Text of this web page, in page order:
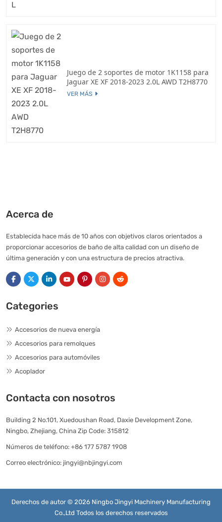
Juego de 2 soportes de motor 1K1158 para
Jaguar XE XF 2018-2023 2.0L AWD T2H8770
VER MÁS
Acerca de
Establecida hace más de 10 años con objetivos claros orientados a
proporcionar accesorios de baño de alta calidad con un diseño de
última generación y con una estructura de precios atractiva.
Categories
Accesorios de nueva energía
Accesorios para remolques
Accesorios para automóviles
Acoplador
Contacta con nosotros
Building 2 No.101, Xuedoushan Road, Daxie Development Zone,
Ningbo, Zhejiang, China Zip Code: 315812
Números de teléfono: +86 177 5787 1908
Correo electrónico: jingyi@nbjingyi.com
Derechos de autor © 2026 Ningbo Jingyi Machinery Manufacturing
Co.,Ltd Todos los derechos reservados